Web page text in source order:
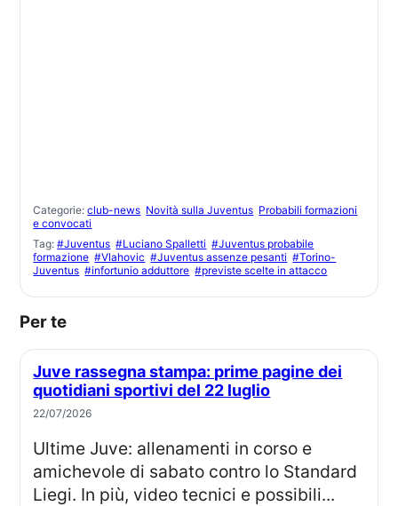
Categorie:club-news Novità sulla Juventus Probabili formazioni
e convocati
Tag:#Juventus #Luciano Spalletti #Juventus probabile
formazione #Vlahovic #Juventus assenze pesanti #Torino-
Juventus #infortunio adduttore #previste scelte in attacco
Per te
Juve rassegna stampa: prime pagine dei
quotidiani sportivi del 22 luglio
22/07/2026
Ultime Juve: allenamenti in corso e
amichevole di sabato contro lo Standard
Liegi. In più, video tecnici e possibili...